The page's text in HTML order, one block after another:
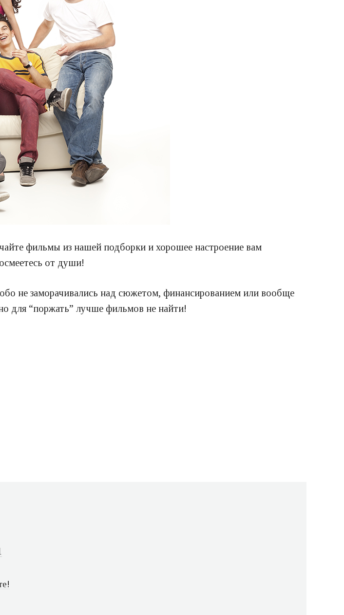
фильмы из нашей подборки и хорошее настроение вам
от души!
не заморачивались над сюжетом, финансированием или вообще
для “поржать” лучше фильмов не найти!